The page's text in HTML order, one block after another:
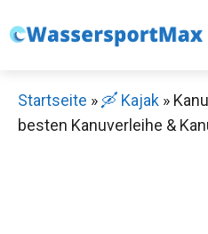
Inhalt
Startseite » 🛶 Kajak »
besten Kanuverleihe &